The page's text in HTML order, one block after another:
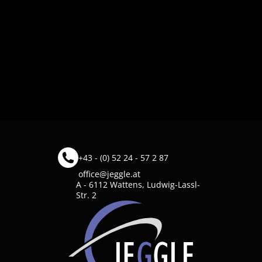
+43 - (0) 52 24 - 57 2 87
office@jeggle.at
A - 6112 Wattens, Ludwig-Lassl-
Str. 2